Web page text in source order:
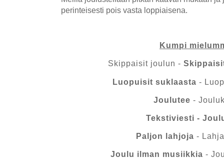
perinteisesti pois vasta loppiaisena.
Kumpi
Skippaisit joulun -
Luopuisit suklaasta -
Joulutee -
Tekstiviesti -
Paljon lahjoja -
Joulu ilman musiikkia -